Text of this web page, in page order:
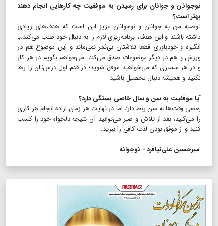
نوجوانان و جوانان برای رسیدن به موفقیت چه کارهایی انجام دهند
بهتر است؟
توصیه من به جوانان و نوجوانان عزیز این است که هدف‌های زیادی
داشته باشند و این هدف، برنامه‌ریزی لازم را به دنبال خود طلب می‌کند.با
انگیزه و خودباوری قطعا تلاشتان بی‌ثمر نمی‌ماند و این موضوع هم در
ورزش و هم در دیگر موضوعات صدق می‌کند. می‌خواهم بگویم در هر کار
و در هر مسیری که می‌خواهید موفق شوید؛ در قدم اول درس‌تان را رها
نکنید و همیشه دنبال تحصیل باشید.
آیا موفقیت به سن و سال خاصی بستگی دارد؟
بعضی وقت‌ها به سن ربط دارد اما در نهایت هر زمان اراده انجام هر کاری
را می‌کنید، بعد از تلاش و صبر می‌توانید آن نتیجه دلخواه خود را کسب
کنید و از موفق بودن لذت کافی را ببرید.
امیرحسین علی‌نیافرد - نوجوانه